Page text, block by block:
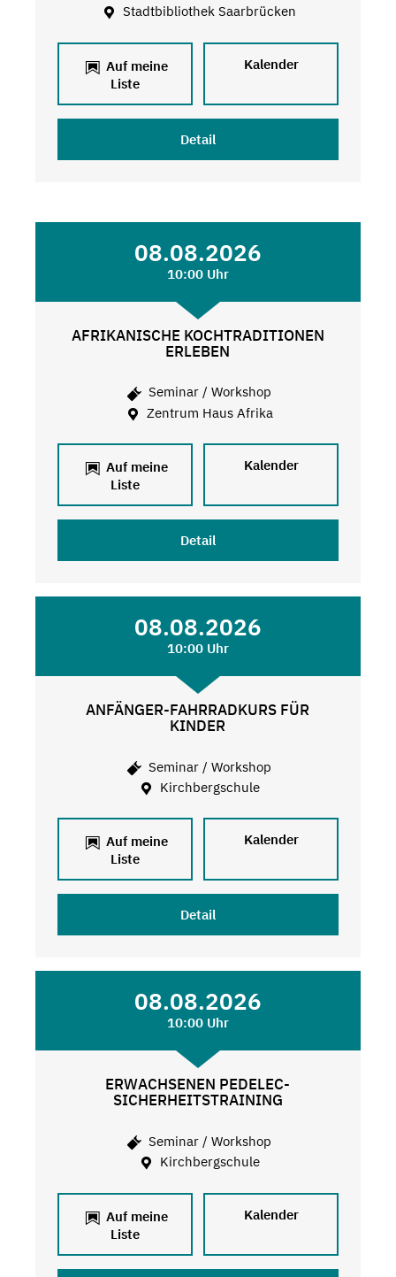
Stadtbibliothek Saarbrücken
Auf meine
Liste
Kalender
Detail
08.08.2026
10:00 Uhr
AFRIKANISCHE KOCHTRADITIONEN
ERLEBEN
Seminar / Workshop
Zentrum Haus Afrika
Auf meine
Liste
Kalender
Detail
08.08.2026
10:00 Uhr
ANFÄNGER-FAHRRADKURS FÜR
KINDER
Seminar / Workshop
Kirchbergschule
Auf meine
Liste
Kalender
Detail
08.08.2026
10:00 Uhr
ERWACHSENEN PEDELEC-
SICHERHEITSTRAINING
Seminar / Workshop
Kirchbergschule
Auf meine
Liste
Kalender